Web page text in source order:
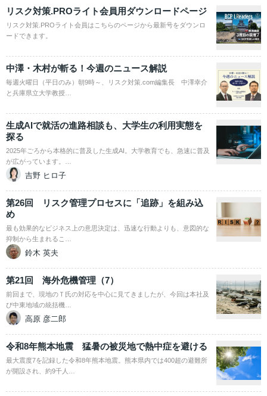
リスク対策.PROライト会員用ダウンロードページ
リスク対策.PROライト会員はこちらのページから最新号をダウンロ
ードできます。
中澤・木村が斬る！今週のニュース解説
毎週火曜日（平日のみ）朝9時～、リスク対策.com編集長 中澤幸介
と兵庫県立大学教授…
生成AIで就活の進路相談も、大学生の利用実態を
探る
2025年ごろから本格的に普及した生成AI。大学教育でも、急速に普及
が広がっています。…
吉野 ヒロ子
第26回 リスク管理プロセスに「追跡」を組み込
め
最も効果的なビジネス上の意思決定は、迅速な行動よりも、意図的な
抑制から生まれるこ…
鈴木 英夫
第21回 海外危機管理（7）
前回まで、現地のＴ氏の対応を中心に見てきましたが、今回は本社及
び中東地域の統括機…
高原 彦二郎
令和8年熊本地震 猛暑の被災地で熱中症を避ける
最大震度7を記録した令和8年熊本地震。熊本県内では400超の避難所
が開設され、約9千人…